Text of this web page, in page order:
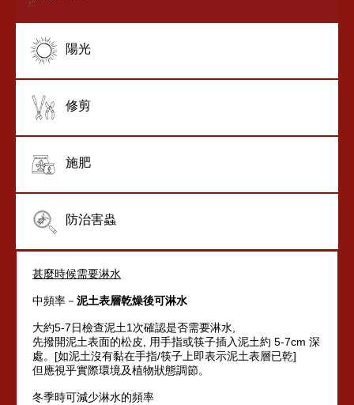
陽光
修剪
施肥
防治害蟲
甚麼時候需要淋水
中頻率－ 泥土表層乾燥後可淋水
大約5-7日檢查泥土1次確認是否需要淋水,
先撥開泥土表面的松皮, 用手指或筷子插入泥土約 5-7cm 深
處。[如泥土沒有黏在手指/筷子上即表示泥土表層已乾]
但應視乎實際環境及植物狀態調節。
冬季時可減少淋水的頻率